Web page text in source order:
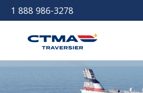
1 888 986-3278
Connexion